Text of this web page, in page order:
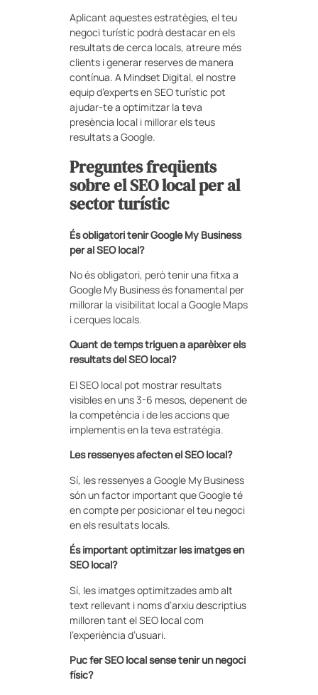
Aplicant aquestes estratègies, el teu
negoci turístic podrà destacar en els
resultats de cerca locals, atreure més
clients i generar reserves de manera
contínua. A Mindset Digital, el nostre
equip d’experts en SEO turístic pot
ajudar-te a optimitzar la teva
presència local i millorar els teus
resultats a Google.
Preguntes freqüents
sobre el SEO local per al
sector turístic
És obligatori tenir Google My Business
per al SEO local?
No és obligatori, però tenir una fitxa a
Google My Business és fonamental per
millorar la visibilitat local a Google Maps
i cerques locals.
Quant de temps triguen a aparèixer els
resultats del SEO local?
El SEO local pot mostrar resultats
visibles en uns 3-6 mesos, depenent de
la competència i de les accions que
implementis en la teva estratègia.
Les ressenyes afecten el SEO local?
Sí, les ressenyes a Google My Business
són un factor important que Google té
en compte per posicionar el teu negoci
en els resultats locals.
És important optimitzar les imatges en
SEO local?
Sí, les imatges optimitzades amb alt
text rellevant i noms d’arxiu descriptius
milloren tant el SEO local com
l’experiència d’usuari.
Puc fer SEO local sense tenir un negoci
físic?